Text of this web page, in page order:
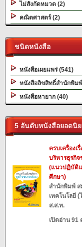
ไม่สังกัดหมวด (2)
คณิตศาสตร์ (2)
ชนิดหนังสือ
หนังสือเผยแพร่ (541)
หนังสือลิขสิทธิ์สำนักพิม
หนังสือหายาก (40)
5 อันดับหนังสือยอดนิ
ครบเครื่องเรื่
บริหารธุรกิ
(แนวปฏิบัติ
ศึกษา)
สำนักพิมพ์ ส
เทคโนโลยี
ส.ส.ท.
เปิดอ่าน 91